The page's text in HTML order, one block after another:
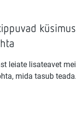
leiate lisateavet
mida tasub